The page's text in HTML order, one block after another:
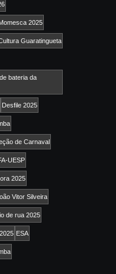
2025
Guaratingueta
bateria da
Desfile 2025
de Carnaval
UESP
2025
Vitor Silveira
de rua 2025
ESA